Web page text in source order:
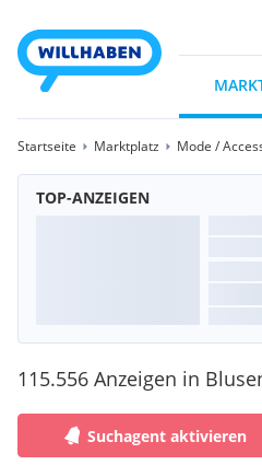
Startseite Marktplatz Mode /
TOP-ANZEIGEN
115.556 Anzeigen in
Suchagent aktivieren